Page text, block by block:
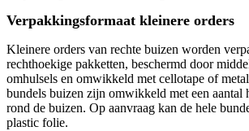
Verpakkingsformaat kleinere orders
Kleinere orders van rechte buizen worden
rechthoekige pakketten, beschermd door
omhulsels en omwikkeld met cellotape of
bundels buizen zijn omwikkeld met een aantal
rond de buizen. Op aanvraag kan de hele
plastic folie.